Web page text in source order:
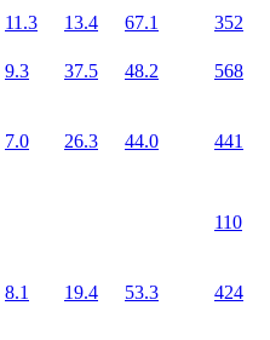
11.3 13.4 67.1
352
9.3 37.5 48.2
568
7.0 26.3 44.0 441
110
8.1 19.4 53.3 424